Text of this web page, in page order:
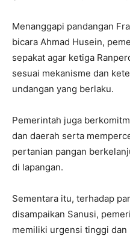
Menanggapi pandangan
bicara Ahmad Husein,
sepakat agar ketiga
sesuai mekanisme dan
undangan yang berlaku.
Pemerintah juga
dan daerah serta
pertanian pangan
di lapangan.
Sementara itu, terhadap
disampaikan Sanusi,
memiliki urgensi tinggi dan